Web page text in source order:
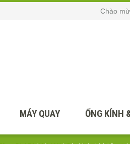
Chào
MÁY QUAY ỐNG KÍNH